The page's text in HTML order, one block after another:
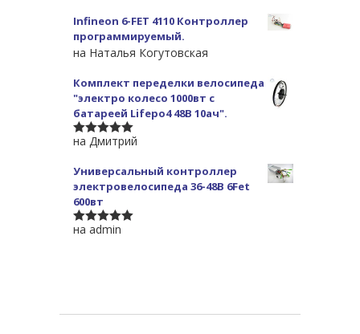
Infineon 6-FET 4110 Контроллер
программируемый.
на Наталья Когутовская
Комплект переделки велосипеда
"электро колесо 1000вт с
батареей Lifepo4 48В 10ач".
5из 5
на Дмитрий
Универсальный контроллер
электровелосипеда 36-48В 6Fet
600вт
5из 5
на admin